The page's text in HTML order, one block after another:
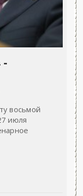
-
восьмой
июля